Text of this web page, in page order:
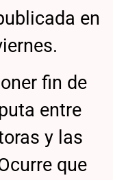
en
fin de
entre
y las
que